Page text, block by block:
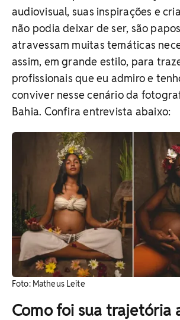
audiovisual, suas inspirações e
não podia deixar de ser, são
atravessam muitas temáticas
assim, em grande estilo, para
profissionais que eu admiro e
conviver nesse cenário da
Bahia. Confira entrevista abaixo:
Foto: Matheus Leite
Como foi sua trajetória